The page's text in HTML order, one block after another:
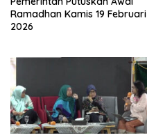
Ramadhan Kamis 19 Februari
2026